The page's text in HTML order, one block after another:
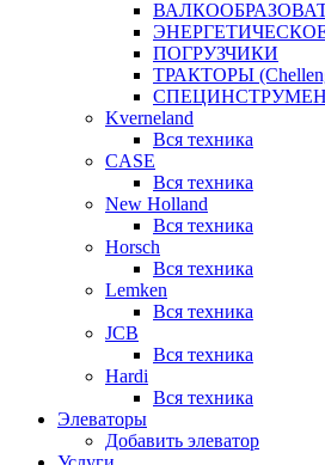
ПОГРУЗЧИКИ
ТРАКТОРЫ
Kverneland
Вся техника
CASE
Вся техника
New Holland
Вся техника
Horsch
Вся техника
Lemken
Вся техника
JCB
Вся техника
Hardi
Вся техника
Элеваторы
Добавить элеватор